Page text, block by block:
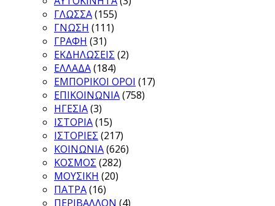
ΓΛΩΣΣΑ(155)
ΓΝΩΣΗ (111)
ΓΡΑΦΗ (31)
ΕΚΔΗΛΩΣΕΙΣ (2)
ΕΛΛΑΔΑ(184)
ΕΜΠΟΡΙΚΟΙ ΟΡΟΙ (17)
ΕΠΙΚΟΙΝΩΝΙΑ(758)
ΗΓΕΣΙΑ(3)
ΙΣΤΟΡΙΑ(15)
ΙΣΤΟΡΙΕΣ (217)
ΚΟΙΝΩΝΙΑ(626)
ΚΟΣΜΟΣ (282)
ΜΟΥΣΙΚΗ (20)
ΠΑΤΡΑ(16)
ΠΕΡΙΒΑΛΛΟΝ (4)